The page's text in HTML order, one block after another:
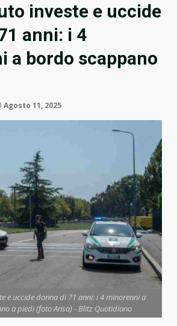
investe e uccide
anni: i 4
a bordo scappano
Agosto 11, 2025
e uccide donna di 71 anni: i 4 minorenni a
a piedi (foto Ansa) - Blitz Quotidiano